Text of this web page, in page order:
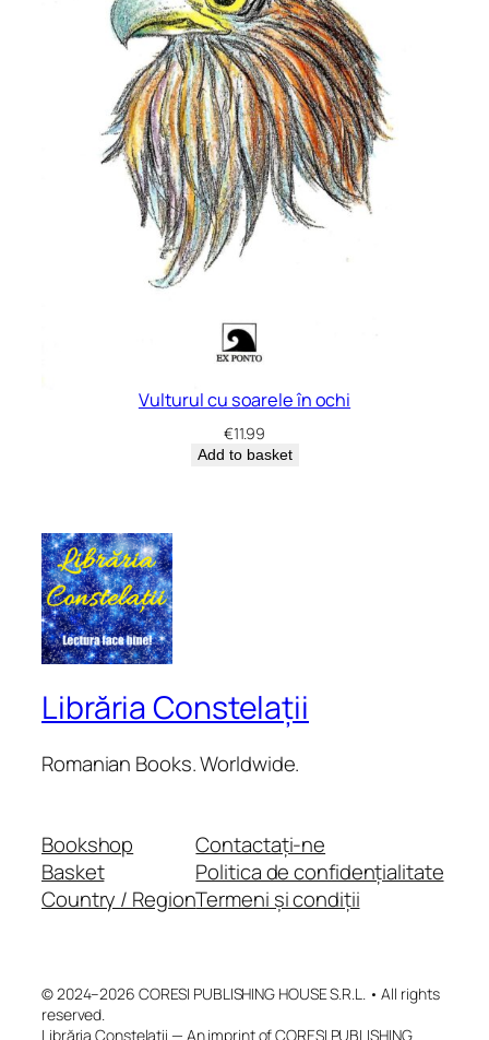
Vulturul cu soarele în ochi
€11.99
Add to basket
Librăria Constelații
Romanian Books. Worldwide.
Bookshop
Basket
Country / Region
Contactați-ne
Politica de confidențialitate
Termeni și condiții
© 2024–2026 CORESI PUBLISHING HOUSE S.R.L. • All rights
reserved.
Librăria Constelații — An imprint of CORESI PUBLISHING